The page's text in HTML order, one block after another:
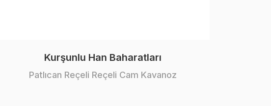
Kurşunlu Han Baharatları
Patlıcan Reçeli Reçeli Cam Kavanoz